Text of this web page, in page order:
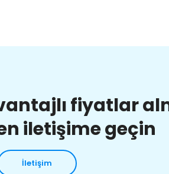
fiyatlar
iletişime geçin
İletişim